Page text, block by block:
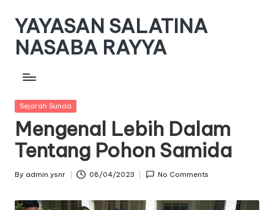
Skip
content
YAYASAN SALATINA
NASABA RAYYA
snr.or.id
Posted
Sejarah Sunda
Mengenal Lebih Dalam
Tentang Pohon Samida
Posted
By admin.ysnr 08/04/2023 No Comments